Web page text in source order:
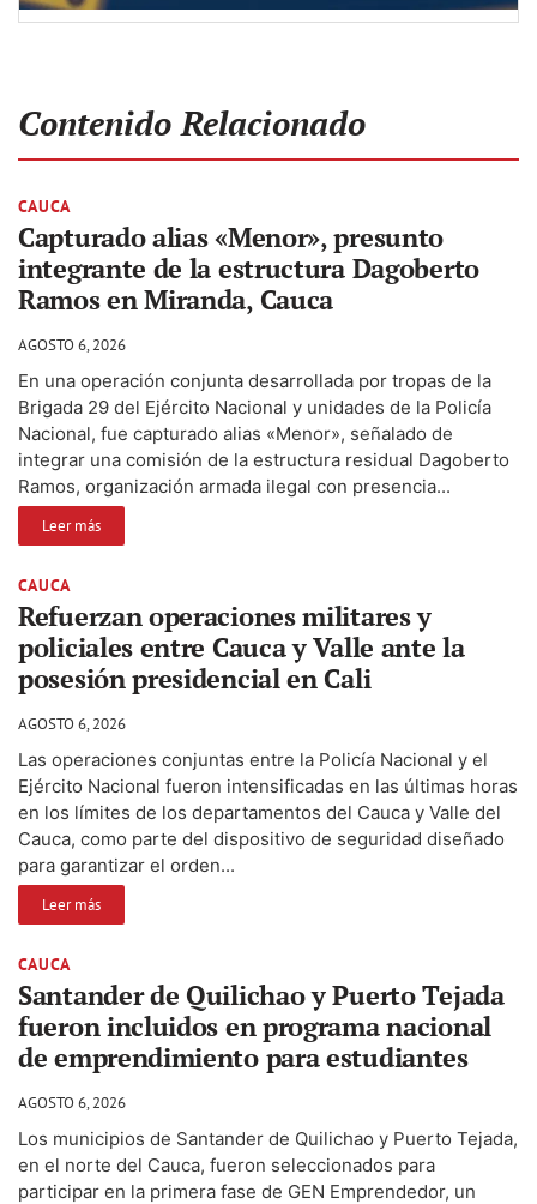
Contenido Relacionado
CAUCA
Capturado alias «Menor», presunto
integrante de la estructura Dagoberto
Ramos en Miranda, Cauca
AGOSTO 6, 2026
En una operación conjunta desarrollada por tropas de la
Brigada 29 del Ejército Nacional y unidades de la Policía
Nacional, fue capturado alias «Menor», señalado de
integrar una comisión de la estructura residual Dagoberto
Ramos, organización armada ilegal con presencia...
Leer más
CAUCA
Refuerzan operaciones militares y
policiales entre Cauca y Valle ante la
posesión presidencial en Cali
AGOSTO 6, 2026
Las operaciones conjuntas entre la Policía Nacional y el
Ejército Nacional fueron intensificadas en las últimas horas
en los límites de los departamentos del Cauca y Valle del
Cauca, como parte del dispositivo de seguridad diseñado
para garantizar el orden...
Leer más
CAUCA
Santander de Quilichao y Puerto Tejada
fueron incluidos en programa nacional
de emprendimiento para estudiantes
AGOSTO 6, 2026
Los municipios de Santander de Quilichao y Puerto Tejada,
en el norte del Cauca, fueron seleccionados para
participar en la primera fase de GEN Emprendedor, un